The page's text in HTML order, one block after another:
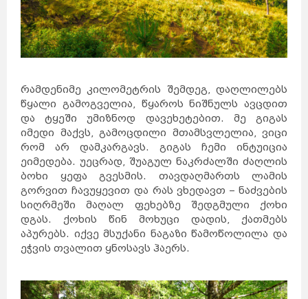
რამდენიმე კილომეტრის შემდეგ, დაღლილებს
წყალი გამოგველია, წყაროს ნიშნულს ავცდით
და ტყეში უმიზნოდ დავეხეტებით. მე გიგას
იმედი მაქვს, გამოცდილი მთამსვლელია, ვიცი
რომ არ დამკარგავს. გიგას ჩემი ინტუიცია
ეიმედება. უეცრად, შუაგულ ნაკრძალში ძაღლის
ბოხი ყეფა გვესმის. თავდაღმართს ლამის
გორვით ჩავუყევით და რას ვხედავთ – ნაძვების
სიღრმეში მაღალ ფეხებზე შედგმული ქოხი
დგას. ქოხის წინ მოხუცი დადის, ქათმებს
აპურებს. იქვე მსუქანი ნაგაზი წამოწოლილა და
ეჭვის თვალით ყნოსავს ჰაერს.